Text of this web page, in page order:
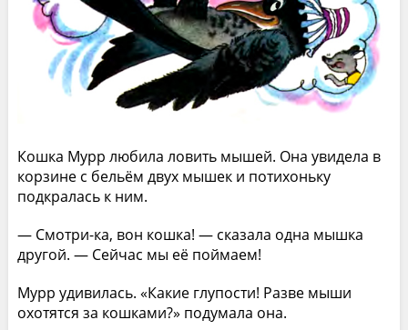
Кошка Мурр любила ловить мышей. Она увидела в
корзине с бельём двух мышек и потихоньку
подкралась к ним.
— Смотри-ка, вон кошка! — сказала одна мышка
другой. — Сейчас мы её поймаем!
Мурр удивилась. «Какие глупости! Разве мыши
охотятся за кошками?» подумала она.